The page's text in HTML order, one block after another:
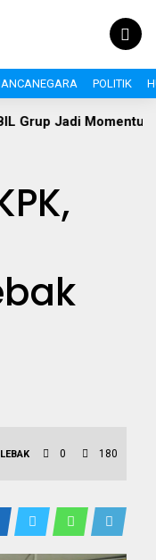
POLITIK
Momentum Bangun
LEBAK 0 180